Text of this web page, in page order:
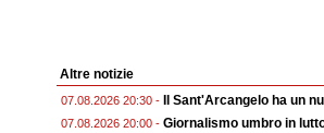
Altre notizie
07.08.2026 20:30 - Il Sant'Arcangelo ha un
07.08.2026 20:00 - Giornalismo umbro in